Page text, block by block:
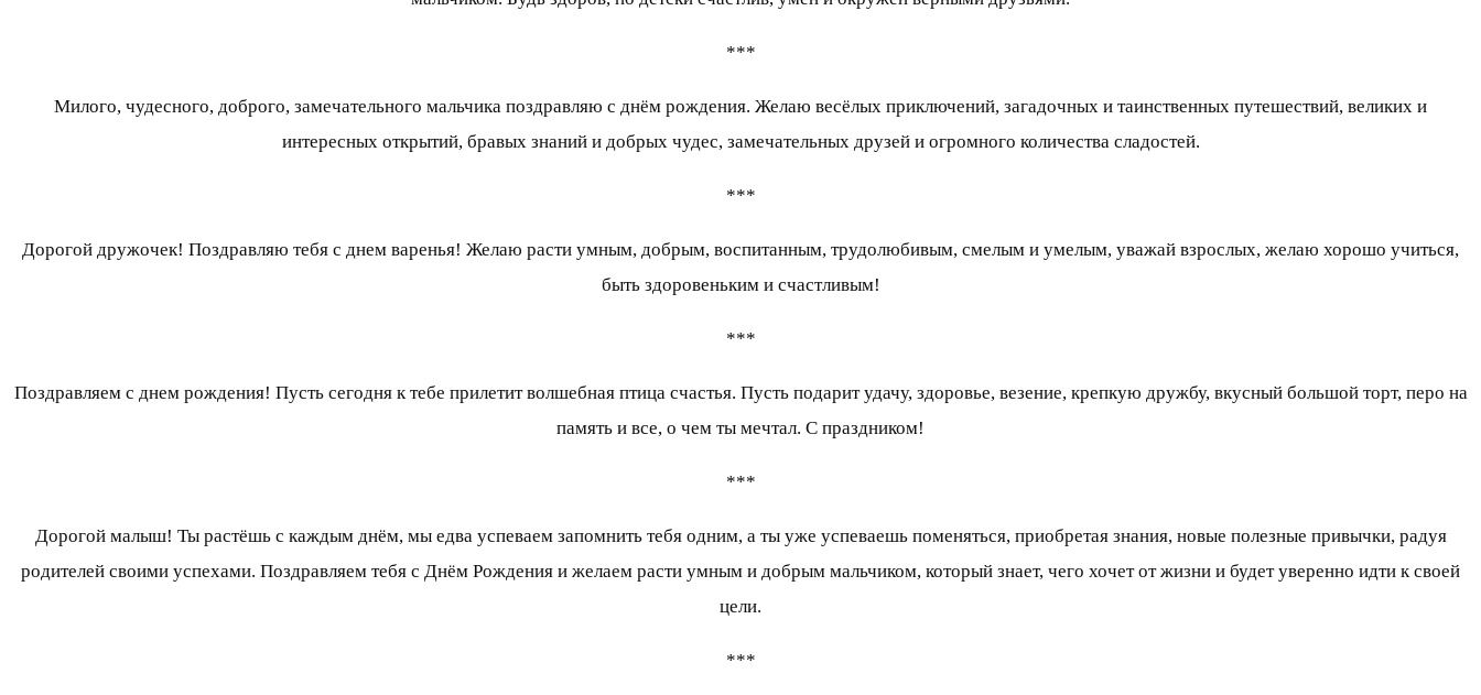
***
Милого, чудесного, доброго, замечательного мальчика поздравляю с днём рождения. Желаю весёлых приключений, загадочных и таинственных путешествий, великих и
интересных открытий, бравых знаний и добрых чудес, замечательных друзей и огромного количества сладостей.
***
Дорогой дружочек! Поздравляю тебя с днем варенья! Желаю расти умным, добрым, воспитанным, трудолюбивым, смелым и умелым, уважай взрослых, желаю хорошо учиться,
быть здоровеньким и счастливым!
***
Поздравляем с днем рождения! Пусть сегодня к тебе прилетит волшебная птица счастья. Пусть подарит удачу, здоровье, везение, крепкую дружбу, вкусный большой торт, перо на
память и все, о чем ты мечтал. С праздником!
***
Дорогой малыш! Ты растёшь с каждым днём, мы едва успеваем запомнить тебя одним, а ты уже успеваешь поменяться, приобретая знания, новые полезные привычки, радуя
родителей своими успехами. Поздравляем тебя с Днём Рождения и желаем расти умным и добрым мальчиком, который знает, чего хочет от жизни и будет уверенно идти к своей
цели.
***